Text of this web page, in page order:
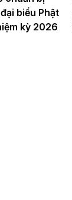
biểu Phật
kỳ 2026